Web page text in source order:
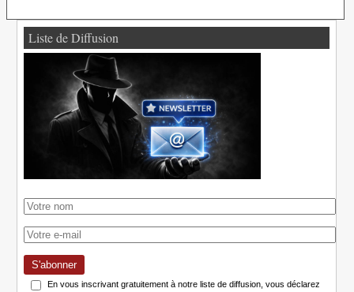
Liste de Diffusion
S'abonner
En vous inscrivant gratuitement à notre liste de diffusion, vous déclarez